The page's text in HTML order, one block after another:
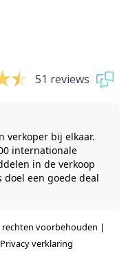
51 reviews
verkoper bij elkaar.
internationale
in de verkoop
doel een goede deal
voorbehouden |
Privacy verklaring